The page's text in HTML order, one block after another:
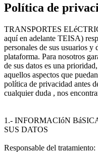
Política de
TRANSPORTES
aquí en adelante TEISA)
personales de sus usuarios y
plataforma. Para nosotros
de sus datos es una
aquellos aspectos que
política de privacidad antes
cualquier duda , nos
1.- INFORMACIóN
SUS DATOS
Responsable del tratamiento: